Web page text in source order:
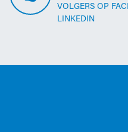
VOLGERS OP
LINKEDIN